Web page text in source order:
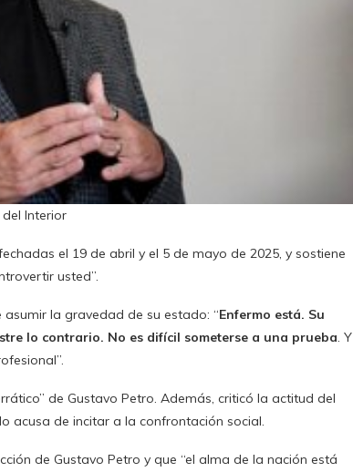
Interior
el 19 de abril y el 5 de mayo de 2025, y sostiene
usted”.
asumir la gravedad de su estado: “Enfermo está. Su
lo contrario. No es difícil someterse a una prueba. Y
de Gustavo Petro. Además, criticó la actitud del
acusa de incitar a la confrontación social.
de Gustavo Petro y que “el alma de la nación está